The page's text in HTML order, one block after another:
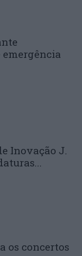
emergência
Inovação J.
os concertos